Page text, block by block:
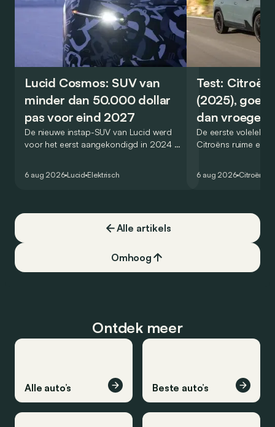
Lucid Cosmos: SUV van
minder dan 50.000 dollar
pas voor eind 2027
De nieuwe instap-SUV van Lucid werd
voor het eerst aangekondigd in 2024 en
constructeur vervoegen.
6 aug 2026 Lucid Elektrisch
Test: Citroën
(2025), goed
dan vroeger
De eerste
Citroëns ruime en
dat ook gelukt?
6 aug 2026 Citroën
Alle artikels
Omhoog
Ontdek meer
Alle auto’s Beste auto’s